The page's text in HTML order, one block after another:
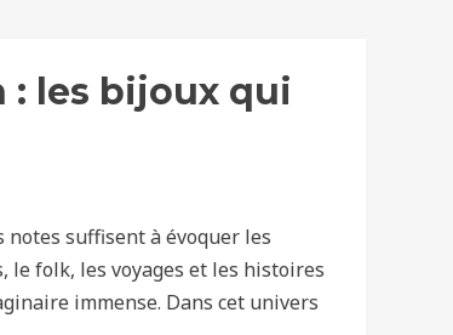
les bijoux qui
notes suffisent à évoquer les
le folk, les voyages et les histoires
immense. Dans cet univers